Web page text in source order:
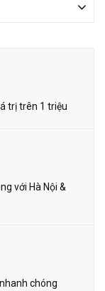
trị trên 1 triệu
với Hà Nội &
chóng